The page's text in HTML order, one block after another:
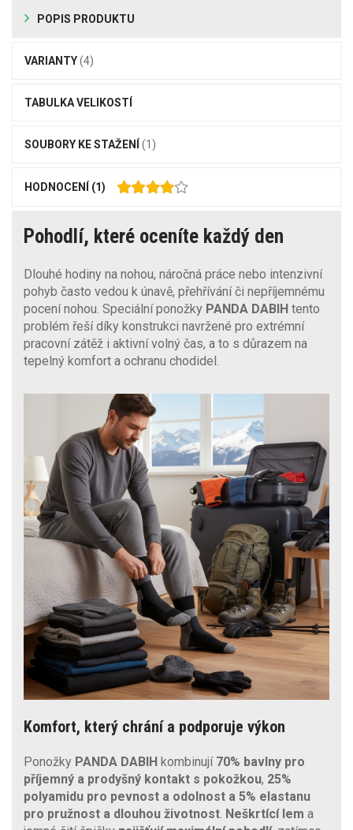
POPIS PRODUKTU
VARIANTY(4)
TABULKA VELIKOSTÍ
SOUBORY KE STAŽENÍ (1)
HODNOCENÍ (1)
Pohodlí, které oceníte každý den
Dlouhé hodiny na nohou, náročná práce nebo intenzivní
pohyb často vedou k únavě, přehřívání či nepříjemnému
pocení nohou. Speciální ponožky PANDA DABIH tento
problém řeší díky konstrukci navržené pro extrémní
pracovní zátěž i aktivní volný čas, a to s důrazem na
tepelný komfort a ochranu chodidel.
Komfort, který chrání a podporuje výkon
Ponožky PANDA DABIH kombinují 70% bavlny pro
příjemný a prodyšný kontakt s pokožkou, 25%
polyamidu pro pevnost a odolnost a 5% elastanu
pro pružnost a dlouhou životnost Neškrtící lem a